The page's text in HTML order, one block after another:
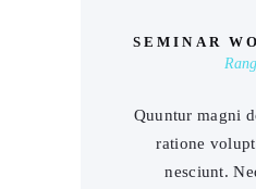
SEMINAR
Quuntur magni
ratione
nesciunt.